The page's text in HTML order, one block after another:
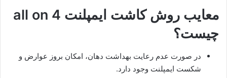
معایب روش کاشت ایمپلنت all on 4
چیست؟
در صورت عدم رعایت بهداشت دهان، امکان بروز عوارض و
شکست ایمپلنت وجود دارد.